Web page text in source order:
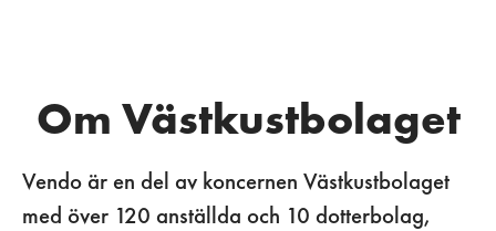
Om Västkustbolaget
Vendo är en del av koncernen Västkustbolaget
med över 120 anställda och 10 dotterbolag,